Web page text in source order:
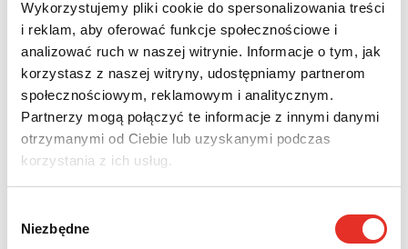
Wykorzystujemy pliki cookie do spersonalizowania treści
i reklam, aby oferować funkcje społecznościowe i
analizować ruch w naszej witrynie. Informacje o tym, jak
korzystasz z naszej witryny, udostępniamy partnerom
społecznościowym, reklamowym i analitycznym.
Partnerzy mogą połączyć te informacje z innymi danymi
otrzymanymi od Ciebie lub uzyskanymi podczas
korzystania z ich usług.
zgody
Niezbędne